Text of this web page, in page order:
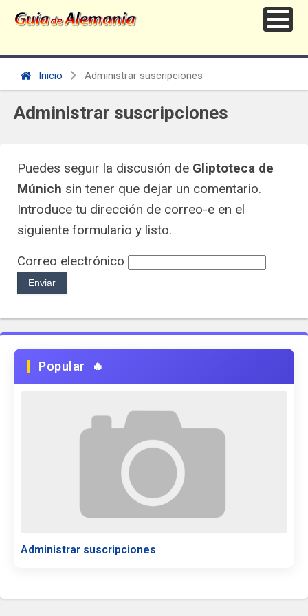
Inicio Administrar suscripciones
Administrar suscripciones
Puedes seguir la discusión de Gliptoteca de
Múnich sin tener que dejar un comentario.
Introduce tu dirección de correo-e en el
siguiente formulario y listo.
Correo electrónico
Popular
Administrar suscripciones